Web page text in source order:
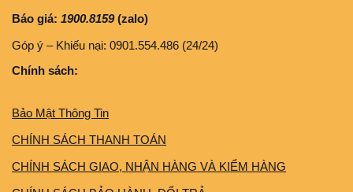
Báo giá: 1900.8159(zalo)
Góp ý – Khiếu nại: 0901.554.486 (24/24)
Chính sách:
Bảo Mật Thông Tin
CHÍNH SÁCH THANH TOÁN
CHÍNH SÁCH GIAO, NHẬN HÀNG VÀ KIỂM HÀNG